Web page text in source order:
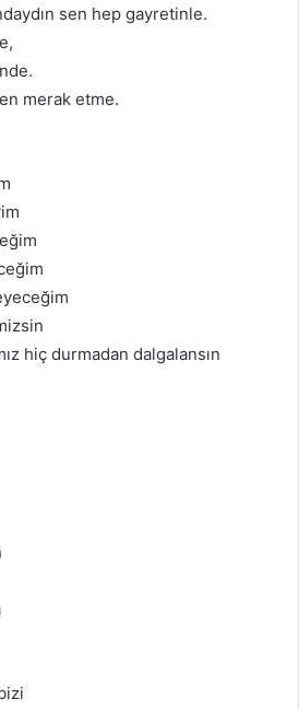
sen hep gayretinle.
merak etme.
hiç durmadan dalgalansın